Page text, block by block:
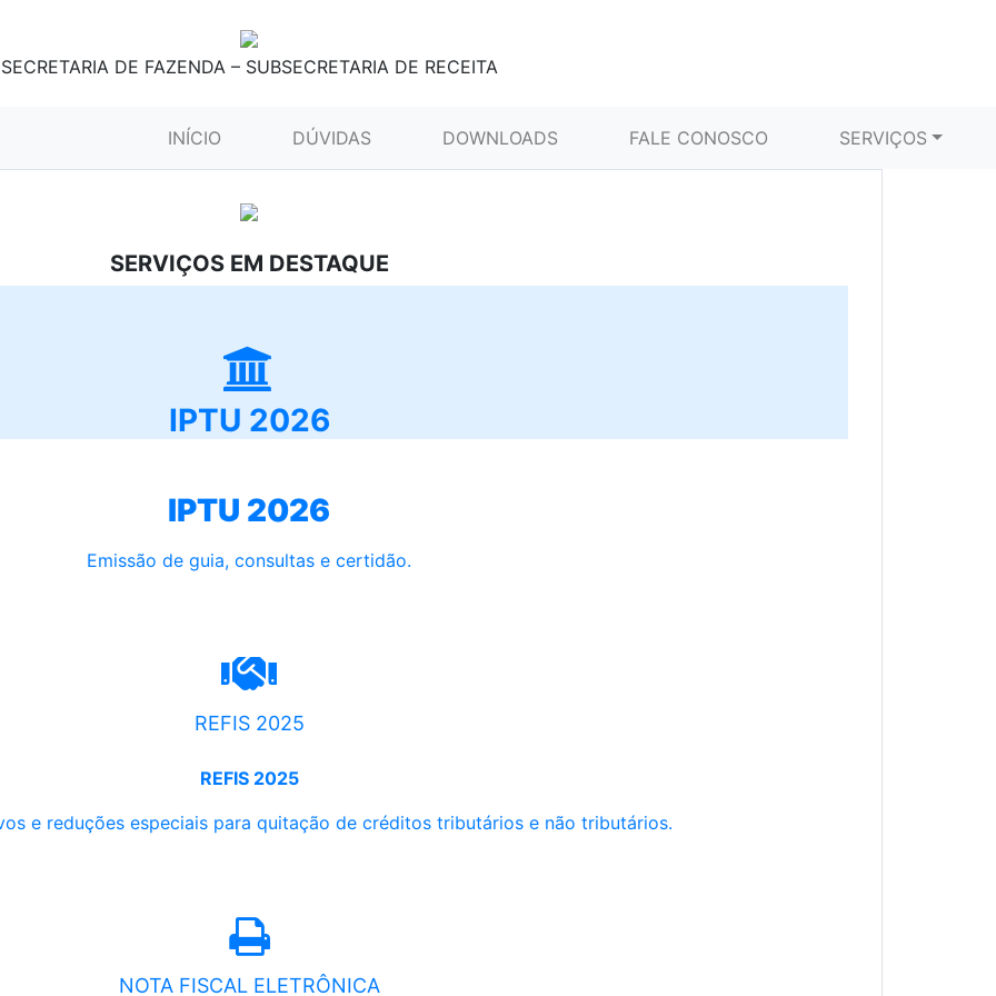
SECRETARIA DE FAZENDA – SUBSECRETARIA DE RECEITA
INÍCIO (CURRENT)DÚVIDAS DOWNLOADS FALE CONOSCO SERVIÇOS
SERVIÇOS EM DESTAQUE
IPTU 2026
IPTU 2026
Emissão de guia, consultas e certidão.
REFIS 2025
REFIS 2025
e reduções especiais para quitação de créditos tributários e não tributários.
NOTA FISCAL ELETRÔNICA